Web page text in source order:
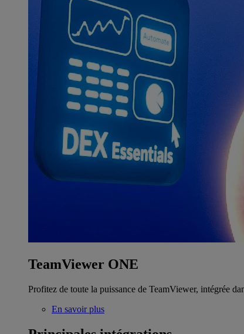
TeamViewer ONE
Profitez de toute la puissance de TeamViewer, intégrée
En savoir plus